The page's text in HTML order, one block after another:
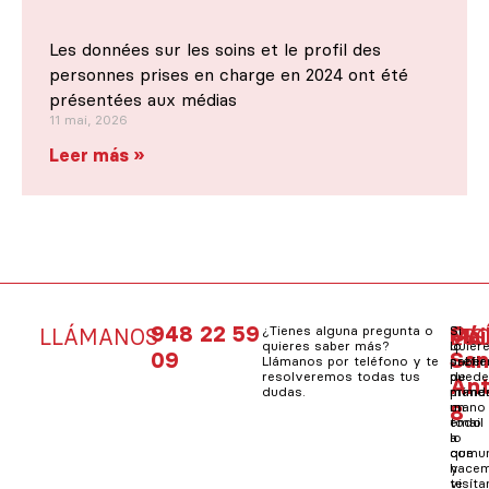
Les données sur les soins et le profil des
personnes prises en charge en 2024 ont été
présentées aux médias
11 mai, 2026
Leer más »
LLÁMANOS948 22 59
09
¿Tienes alguna pregunta o
quieres saber más?
Llámanos por teléfono y te
resolveremos todas tus
dudas.
C/
San
8
Si
saber
de
mano
todo
lo
que
Si
lo
un
email
a
y
te